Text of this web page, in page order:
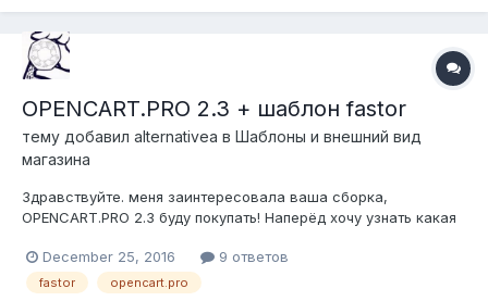
OPENCART.PRO 2.3 + шаблон fastor
тему добавил alternativea в Шаблоны и внешний вид
магазина
Здравствуйте. меня заинтересовала ваша сборка,
OPENCART.PRO 2.3 буду покупать! Наперёд хочу узнать какая
Любой. Попадал на сообщения что может пропасть
функционал, хочу услышать автора. Спасибо.
December 25, 2016 9 ответов
fastor opencart.pro